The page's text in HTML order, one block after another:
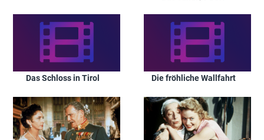
Das Schloss in Tirol Die fröhliche Wallfahrt